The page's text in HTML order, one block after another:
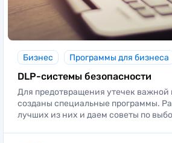
Бизнес Программы для бизнеса
DLP-системы безопасности
Для предотвращения утечек
созданы специальные программы.
лучших из них и даем советы по